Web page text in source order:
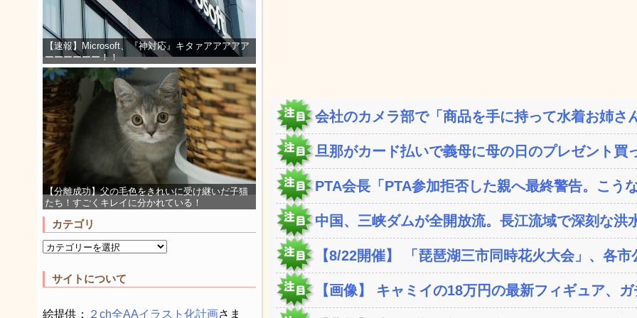
【速報】Microsoft、『神対応』キタァアアアアア
ーーーーーー！！
【分離成功】父の毛色をきれいに受け継いだ子猫
たち！すごくキレイに分かれている！
カテゴリ
サイトについて
絵提供： ２ch全AAイラスト化計画さま
会社のカメラ部で「商品を手に持って水着お姉さ
旦那がカード払いで義母に母の日のプレゼント買
PTA会長「PTA参加拒否した親へ最終警告。こう
中国、三峡ダムが全開放流。長江流域で深刻な洪
【8/22開催】 「琵琶湖三市同時花火大会」、各
【画像】 キャミイの18万円の最新フィギュア、